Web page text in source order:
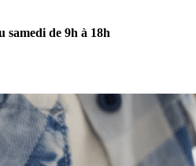
samedi de 9h à 18h